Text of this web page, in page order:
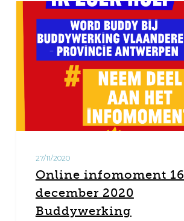
infomoment
16
december
2020
Buddywerking
Vlaanderen
Antwerpen
27/11/2020
Online infomoment 16
december 2020
Buddywerking